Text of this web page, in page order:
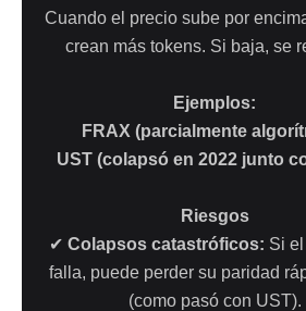
Cuando el precio sube por
crean más tokens. Si baja, se
Ejemplos:
FRAX (parcialmente
UST (colapsó en 2022 junto
Riesgos
✔Colapsos catastróficos: Si
falla, puede perder su paridad
(como pasó con UST).